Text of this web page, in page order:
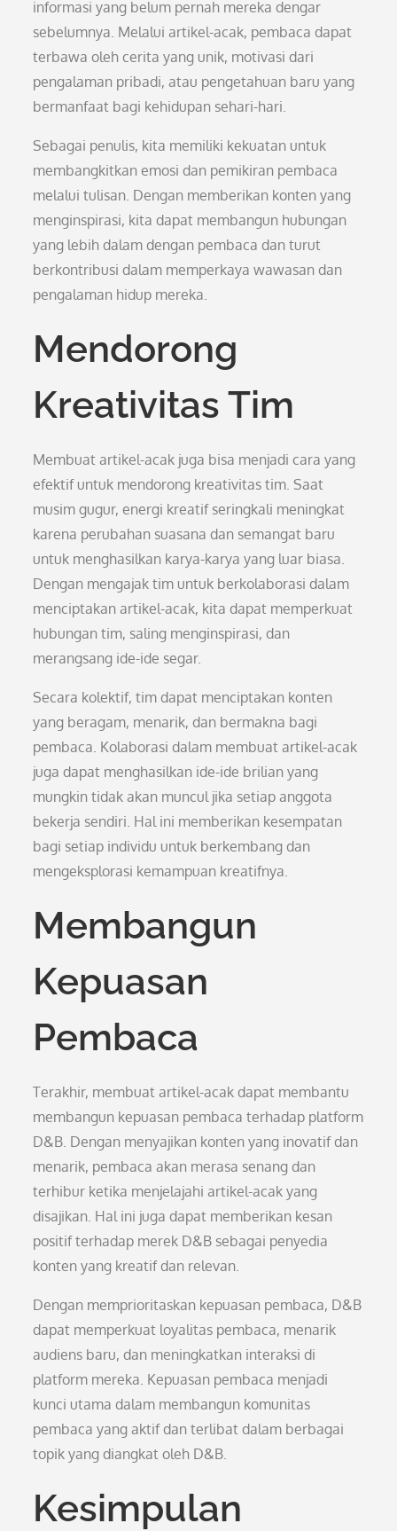
informasi yang belum pernah mereka dengar
sebelumnya. Melalui artikel-acak, pembaca dapat
terbawa oleh cerita yang unik, motivasi dari
pengalaman pribadi, atau pengetahuan baru yang
bermanfaat bagi kehidupan sehari-hari.
Sebagai penulis, kita memiliki kekuatan untuk
membangkitkan emosi dan pemikiran pembaca
melalui tulisan. Dengan memberikan konten yang
menginspirasi, kita dapat membangun hubungan
yang lebih dalam dengan pembaca dan turut
berkontribusi dalam memperkaya wawasan dan
pengalaman hidup mereka.
Mendorong
Kreativitas Tim
Membuat artikel-acak juga bisa menjadi cara yang
efektif untuk mendorong kreativitas tim. Saat
musim gugur, energi kreatif seringkali meningkat
karena perubahan suasana dan semangat baru
untuk menghasilkan karya-karya yang luar biasa.
Dengan mengajak tim untuk berkolaborasi dalam
menciptakan artikel-acak, kita dapat memperkuat
hubungan tim, saling menginspirasi, dan
merangsang ide-ide segar.
Secara kolektif, tim dapat menciptakan konten
yang beragam, menarik, dan bermakna bagi
pembaca. Kolaborasi dalam membuat artikel-acak
juga dapat menghasilkan ide-ide brilian yang
mungkin tidak akan muncul jika setiap anggota
bekerja sendiri. Hal ini memberikan kesempatan
bagi setiap individu untuk berkembang dan
mengeksplorasi kemampuan kreatifnya.
Membangun
Kepuasan
Pembaca
Terakhir, membuat artikel-acak dapat membantu
membangun kepuasan pembaca terhadap platform
D&B. Dengan menyajikan konten yang inovatif dan
menarik, pembaca akan merasa senang dan
terhibur ketika menjelajahi artikel-acak yang
disajikan. Hal ini juga dapat memberikan kesan
positif terhadap merek D&B sebagai penyedia
konten yang kreatif dan relevan.
Dengan memprioritaskan kepuasan pembaca, D&B
dapat memperkuat loyalitas pembaca, menarik
audiens baru, dan meningkatkan interaksi di
platform mereka. Kepuasan pembaca menjadi
kunci utama dalam membangun komunitas
pembaca yang aktif dan terlibat dalam berbagai
topik yang diangkat oleh D&B.
Kesimpulan